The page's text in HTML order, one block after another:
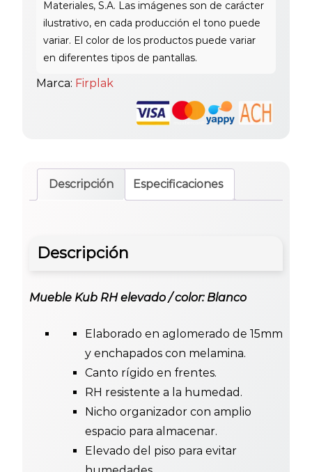
Marca: Firplak
Descripción Especificaciones
Descripción
Mueble Kub RH elevado / color: Blanco
Elaborado en aglomerado de 15mm
y enchapados con melamina.
Canto rígido en frentes.
RH resistente a la humedad.
Nicho organizador con amplio
espacio para almacenar.
Elevado del piso para evitar